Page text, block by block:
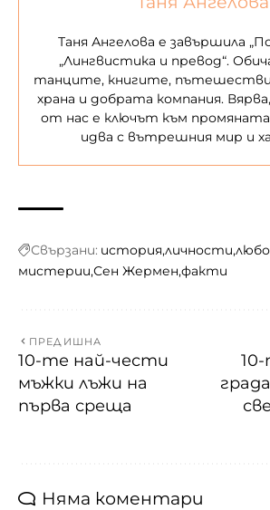
Таня Ангелова е завършила
„Лингвистика и превод“.
танците, книгите,
храна и добрата компания.
от нас е ключът към
идва с вътрешния мир и
Свързани: история личности
мистерии Сен Жермен факти
ПРЕДИШНА
10-те най-чести
мъжки лъжи на
първа среща
Няма коментари